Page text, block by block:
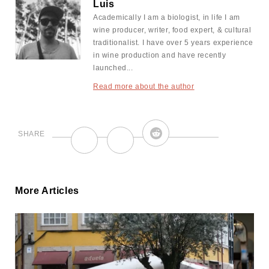
Luis
Academically I am a biologist, in life I am
wine producer, writer, food expert, & cultural
traditionalist. I have over 5 years experience
in wine production and have recently
launched...
Read more about the author
More Articles